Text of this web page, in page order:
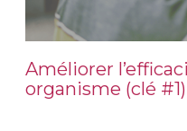
Améliorer
organisme (clé #1)